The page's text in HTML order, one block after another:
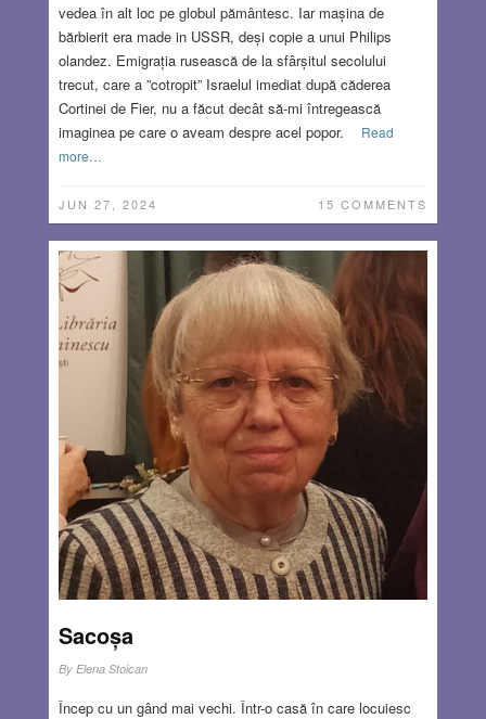
vedea în alt loc pe globul pământesc. Iar mașina de
bărbierit era made in USSR, deși copie a unui Philips
olandez. Emigrația rusească de la sfârșitul secolului
trecut, care a ”cotropit” Israelul imediat după căderea
Cortinei de Fier, nu a făcut decât să-mi întregească
imaginea pe care o aveam despre acel popor.
Read
more…
JUN 27, 2024 15 COMMENTS
Sacoșa
By Elena Stoican
Încep cu un gând mai vechi. Într-o casă în care locuiesc